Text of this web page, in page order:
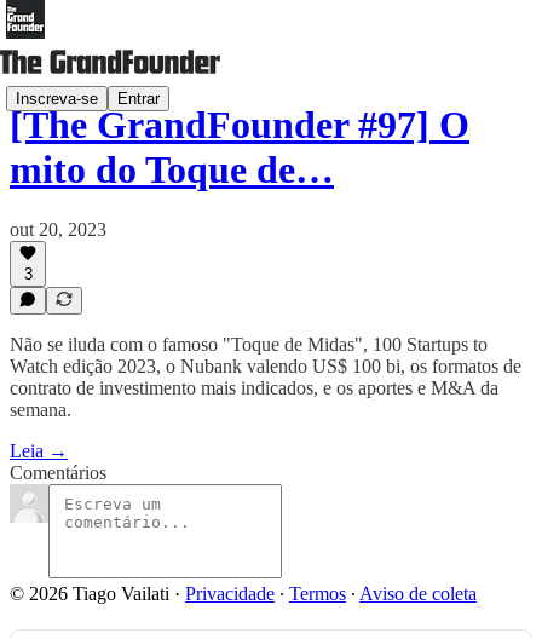
Inscreva-se Entrar
[The GrandFounder #97] O
mito do Toque de…
out 20, 2023
3
Não se iluda com o famoso "Toque de Midas", 100 Startups to
Watch edição 2023, o Nubank valendo US$ 100 bi, os formatos de
contrato de investimento mais indicados, e os aportes e M&A da
semana.
Leia →
Comentários
© 2026 Tiago Vailati · Privacidade ∙ Termos ∙ Aviso de coleta